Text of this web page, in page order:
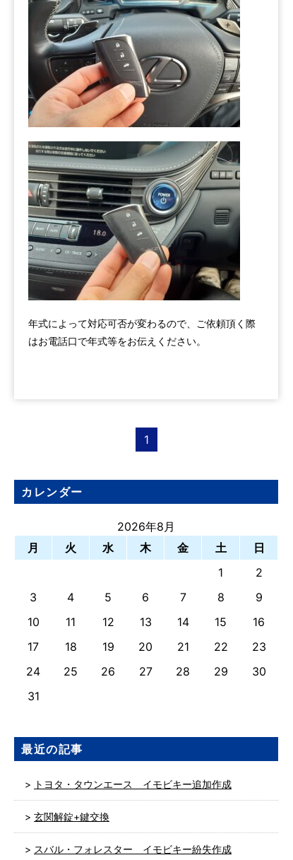
年式によって対応可否が変わるので、ご依頼頂く際
はお電話口で年式等をお伝えください。
1
カレンダー
2026年8月
月
火 水 木 金 土
日
1
2
3
4 5 6 7 8
9
10
11 12 13 14 15
16
17
18 19 20 21 22
23
24
25 26 27 28 29
30
31
最近の記事
トヨタ・タウンエース イモビキー追加作成
玄関解錠+鍵交換
スバル・フォレスター イモビキー紛失作成